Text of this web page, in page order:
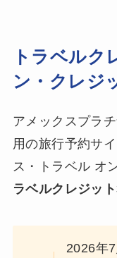
トラベルク
ン・クレジ
アメックスプラ
用の旅行予約サ
ス・トラベル オ
ラベルクレジッ
2026年